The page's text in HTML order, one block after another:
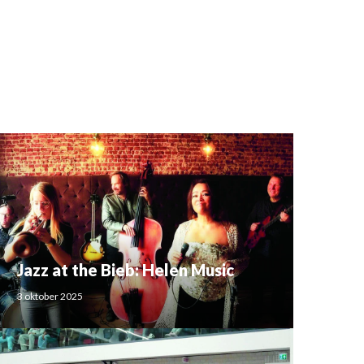
Jazz at the Bieb: Helen Music
3 oktober 2025